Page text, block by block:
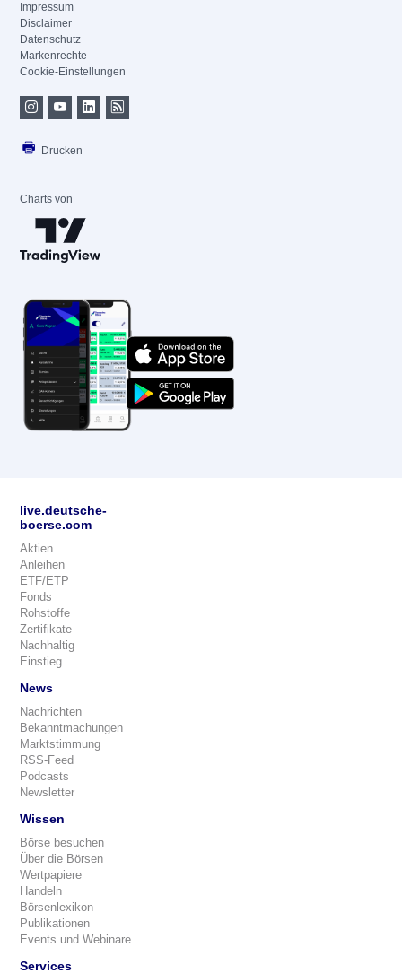
Impressum
Disclaimer
Datenschutz
Markenrechte
Cookie-Einstellungen
Drucken
Charts von
live.deutsche-
boerse.com
Aktien
Anleihen
ETF/ETP
Fonds
Rohstoffe
Zertifikate
Nachhaltig
Einstieg
News
Nachrichten
Bekanntmachungen
Marktstimmung
RSS-Feed
Podcasts
Newsletter
Wissen
Börse besuchen
Über die Börsen
Wertpapiere
Handeln
Börsenlexikon
Publikationen
Events und Webinare
Services